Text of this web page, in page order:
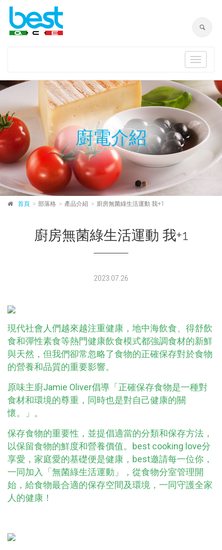
Toggle
廚電介紹
首頁 部落格 產品介紹 廚房無菌綠生活運動 我+1
廚房無菌綠生活運動 我+1
2023.07.26
現代社會人們越來越注重健康，地中海飲食、得舒飲
食和彈性素食等熱門健康飲食模式都強調食材的新鮮
與天然，但我們卻常忽略了食物的正確保存對於食物
的營養和品質的重要影響。
原味主廚Jamie Oliver倡導「正確保存食物是一種對
食材和環境的尊重，同時也是對自己健康的關
懷。」。
保存食物的重要性，並提倡適當的分類和保存方法，
以保留食物的鮮度和營養價值。 best cooking love分
享愛，家庭愛的基礎便是健康， best邀請每一位你，
一同加入「無菌綠生活運動」，從食物分室管理開
始，給食物最合適的保存空間及環境，一同守護全家
人的健康！